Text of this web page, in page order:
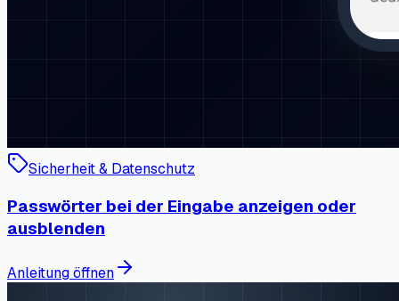
Sicherheit & Datenschutz
Passwörter bei der Eingabe anzeigen oder
ausblenden
Anleitung öffnen